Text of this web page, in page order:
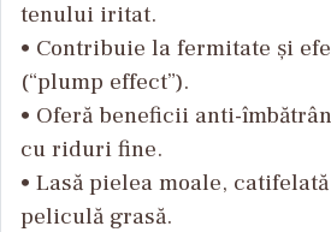
tenului iritat.
• Contribuie la fermitate și
(“plump effect”).
• Oferă beneficii anti-îmbătr
cu riduri fine.
• Lasă pielea moale,
peliculă grasă.